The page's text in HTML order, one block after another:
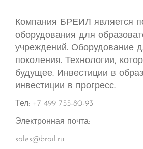
Компания БРЕИЛ является
оборудования для
учреждений. Оборудование
поколения. Технологии,
будущее. Инвестиции в
инвестиции в прогресс.
Тел: +7 499 755-80-93
Электронная почта:
sales@brail.ru